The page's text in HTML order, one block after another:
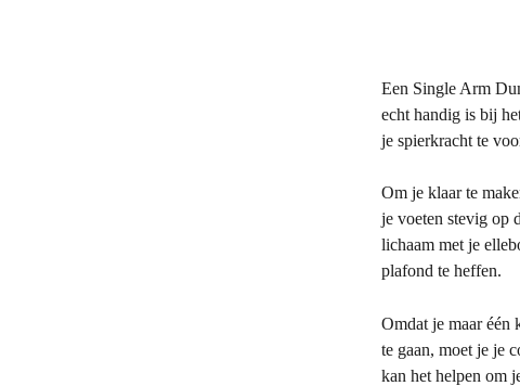
Een Single Arm
echt handig is bij
je spierkracht te
Om je klaar te
je voeten stevig op
lichaam met je
plafond te heffen.
Omdat je maar één
te gaan, moet je je
kan het helpen om